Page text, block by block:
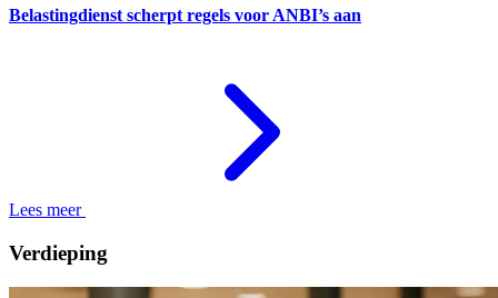
Belastingdienst scherpt regels voor ANBI’s aan
Lees meer
Verdieping